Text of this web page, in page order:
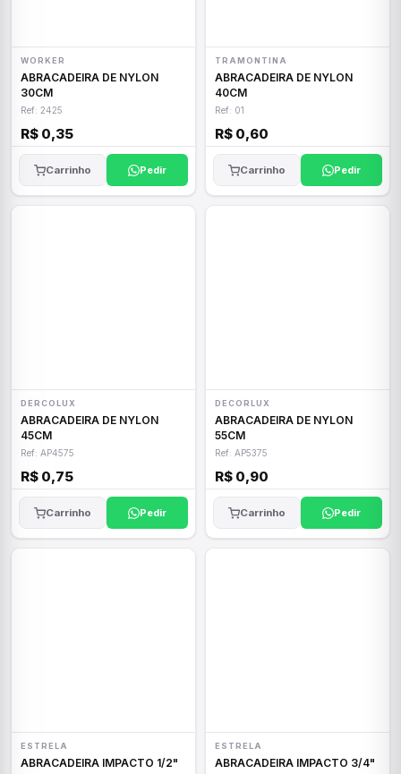
WORKER
ABRACADEIRA DE NYLON
30CM
Ref: 2425
R$ 0,35
Carrinho Pedir
TRAMONTINA
ABRACADEIRA DE NYLON
40CM
Ref: 01
R$ 0,60
Carrinho Pedir
DERCOLUX
ABRACADEIRA DE NYLON
45CM
Ref: AP4575
R$ 0,75
Carrinho Pedir
DECORLUX
ABRACADEIRA DE NYLON
55CM
Ref: AP5375
R$ 0,90
Carrinho Pedir
ESTRELA
ABRACADEIRA IMPACTO 1/2"
ESTRELA
ABRACADEIRA IMPACTO 3/4"